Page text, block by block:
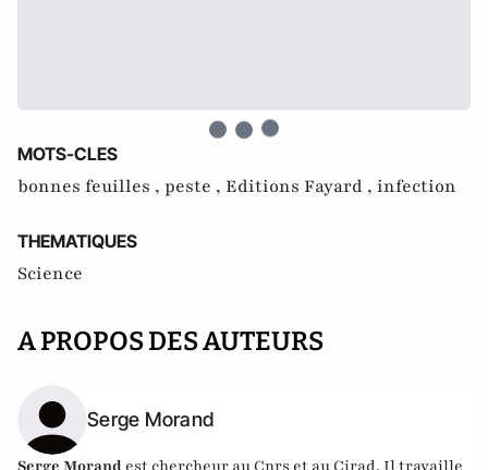
MOTS-CLES
bonnes feuilles , peste , Editions Fayard , infection
THEMATIQUES
Science
A PROPOS DES AUTEURS
Serge Morand